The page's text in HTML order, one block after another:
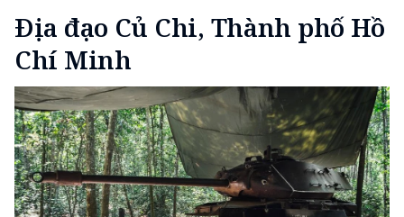
Địa đạo Củ Chi, Thành phố Hồ
Chí Minh